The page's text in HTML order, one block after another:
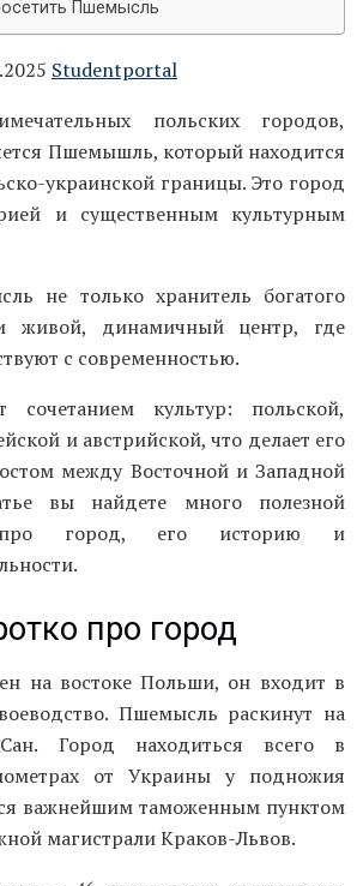
Пшемысль
Studentportal
польских городов,
Пшемышль, который находится
украинской границы. Это город
и существенным культурным
не только хранитель богатого
живой, динамичный центр, где
с современностью.
сочетанием культур: польской,
и австрийской, что делает его
между Восточной и Западной
вы найдете много полезной
про город, его историю и
про город
на востоке Польши, он входит в
Пшемысль раскинут на
Город находиться всего в
от Украины у подножия
важнейшим таможенным пунктом
магистрали Краков-Львов.